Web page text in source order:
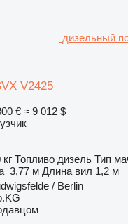
дизельный
V2425
€ ≈ 9 012 $
Топливо дизель Тип
3,77 м Длина вил 1,2 м
/ Berlin